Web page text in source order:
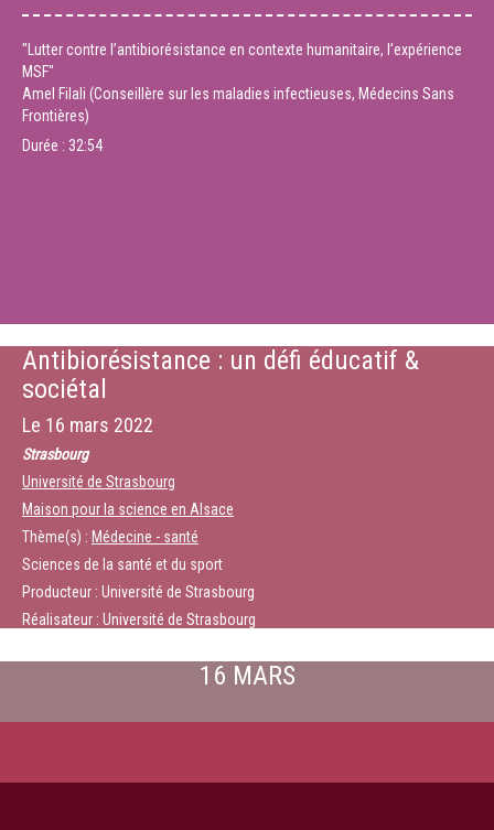
"Lutter contre l’antibiorésistance en contexte humanitaire, l’expérience
MSF"
Amel Filali (Conseillère sur les maladies infectieuses, Médecins Sans
Frontières)
Durée : 32:54
Antibiorésistance : un défi éducatif &
sociétal
Le 16 mars 2022
Strasbourg
Université de Strasbourg
Maison pour la science en Alsace
Thème(s) : Médecine - santé
Sciences de la santé et du sport
Producteur : Université de Strasbourg
Réalisateur : Université de Strasbourg
16 MARS